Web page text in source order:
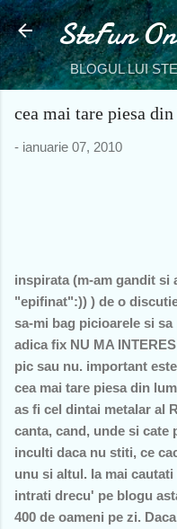
Treceți
SteFun
BLOGUL LUI
cea mai tare piesa
- ianuarie 07, 2010
inspirata (m-am gandit si
"epifinat":)) ) de o
sa-mi bag picioarele si
adica fix NU MA
pic sau nu. important
cea mai tare piesa din
as fi cel dintai metalar al
canta, cand, unde si cate
inculti daca nu stiti, ce
unu si altul. Ia mai
intrati drecu' pe blogu
400 de oameni pe zi.